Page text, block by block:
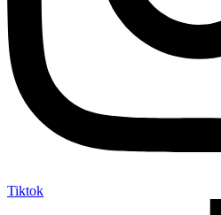
Tiktok